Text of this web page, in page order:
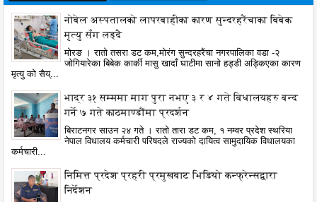
नोबेल अस्पतालको लापरबाहीका कारण सुन्दरहरैंचाका बिबेक
मृत्यु सँग लड्दै
मोरङ । रातो तसरा डट कम,मोरंग सुन्दरहरैंचा नगरपालिका वडा -२
जोगियारेका बिबेक कार्की मासु खादाँ घाटीमा सानो हड्डी अड्किएका कारण
मृत्यु को सैय्...
भाद्र ३१ सम्ममा माग पुरा नभए ३ र ४ गते बिधालयहरु बन्द
गर्ने ७ गते काठमाण्डौंमा प्रदर्शन
बिराटनगर साउन २४ गते । रातो तारा डट कम, १ नम्वर प्रदेश स्थरिया
नेपाल विधालय कर्मचारी परिषदले राज्यको दायित्व सामुदायिक विधालयका
कर्मचारी...
निमित्त प्रदेश प्रहरी प्रमुखबाट भिडियो कन्फ्रेन्सद्वारा
निर्देशन